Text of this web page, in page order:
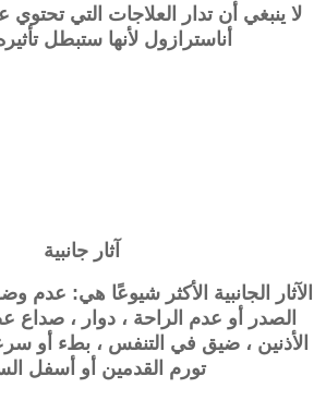
لا ينبغي أن تدار العلاجات التي تحتوي
أناسترازول لأنها ستبطل
آثار جانبية
الآثار الجانبية الأكثر شيوعًا هي: عدم
الصدر أو عدم الراحة ، دوار ،
الأذنين ، ضيق في التنفس ، بطء أو
تورم القدمين أو أسفل